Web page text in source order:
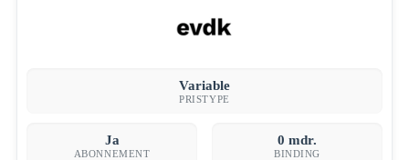
Variable
PRISTYPE
Ja
ABONNEMENT
0 mdr.
BINDING